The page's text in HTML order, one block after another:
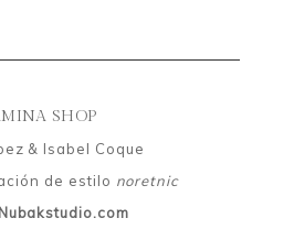
SHOP
& Isabel Coque
de estilo noretnic